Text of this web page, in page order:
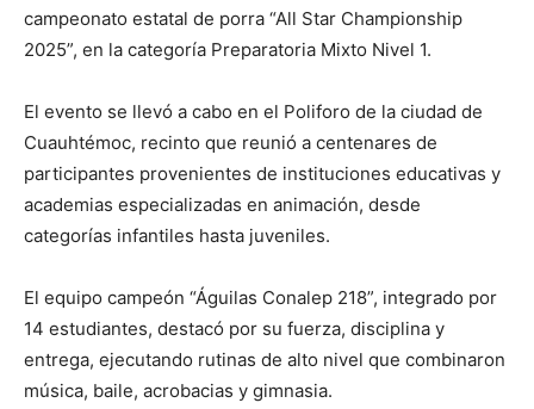
campeonato estatal de porra “All Star Championship
2025”, en la categoría Preparatoria Mixto Nivel 1.
El evento se llevó a cabo en el Poliforo de la ciudad de
Cuauhtémoc, recinto que reunió a centenares de
participantes provenientes de instituciones educativas y
academias especializadas en animación, desde
categorías infantiles hasta juveniles.
El equipo campeón “Águilas Conalep 218”, integrado por
14 estudiantes, destacó por su fuerza, disciplina y
entrega, ejecutando rutinas de alto nivel que combinaron
música, baile, acrobacias y gimnasia.